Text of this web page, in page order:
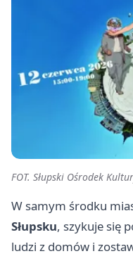
FOT. Słupski Ośrodek
W samym środku
Słupsku, szykuje się
ludzi z domów i